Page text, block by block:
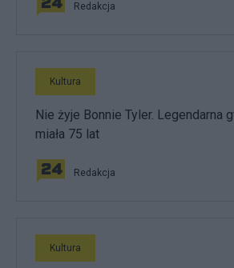
Redakcja
Kultura
Nie żyje Bonnie Tyler. Legendarna
miała 75 lat
Redakcja
Kultura